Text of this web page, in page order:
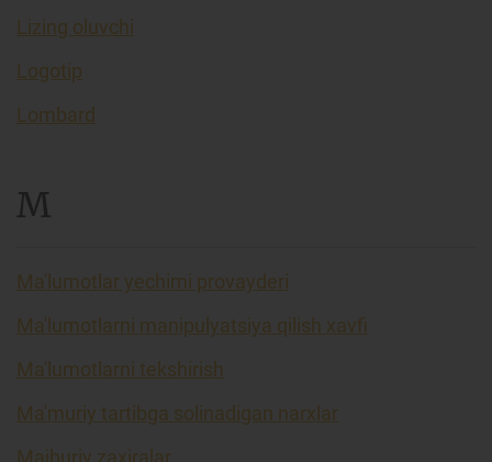
Lizing oluvchi
Logotip
Lombard
M
Ma'lumotlar yechimi provayderi
Ma'lumotlarni manipulyatsiya qilish xavfi
Ma'lumotlarni tekshirish
Ma'muriy tartibga solinadigan narxlar
Majburiy zaxiralar